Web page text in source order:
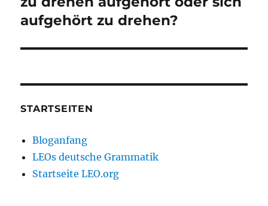
aufgehört zu drehen?
STARTSEITEN
Bloganfang
LEOs deutsche Grammatik
Startseite LEO.org